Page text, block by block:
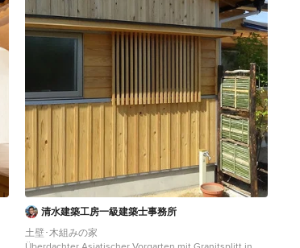
清水建築工房一級建築士事務所
土壁･木組みの家